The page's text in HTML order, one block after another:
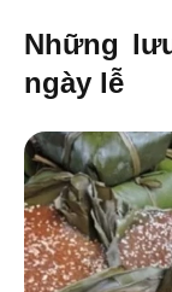
Những
ngày lễ